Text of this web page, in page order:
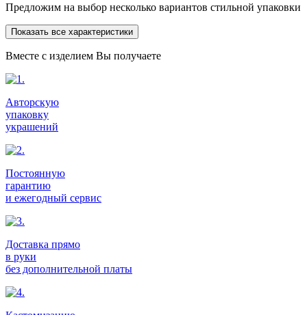
Предложим на выбор несколько вариантов стильной упаковки
Показать все характеристики
Вместе с изделием Вы получаете
Авторскую
упаковку
украшений
Постоянную
гарантию
и ежегодный сервис
Доставка прямо
в руки
без дополнительной платы